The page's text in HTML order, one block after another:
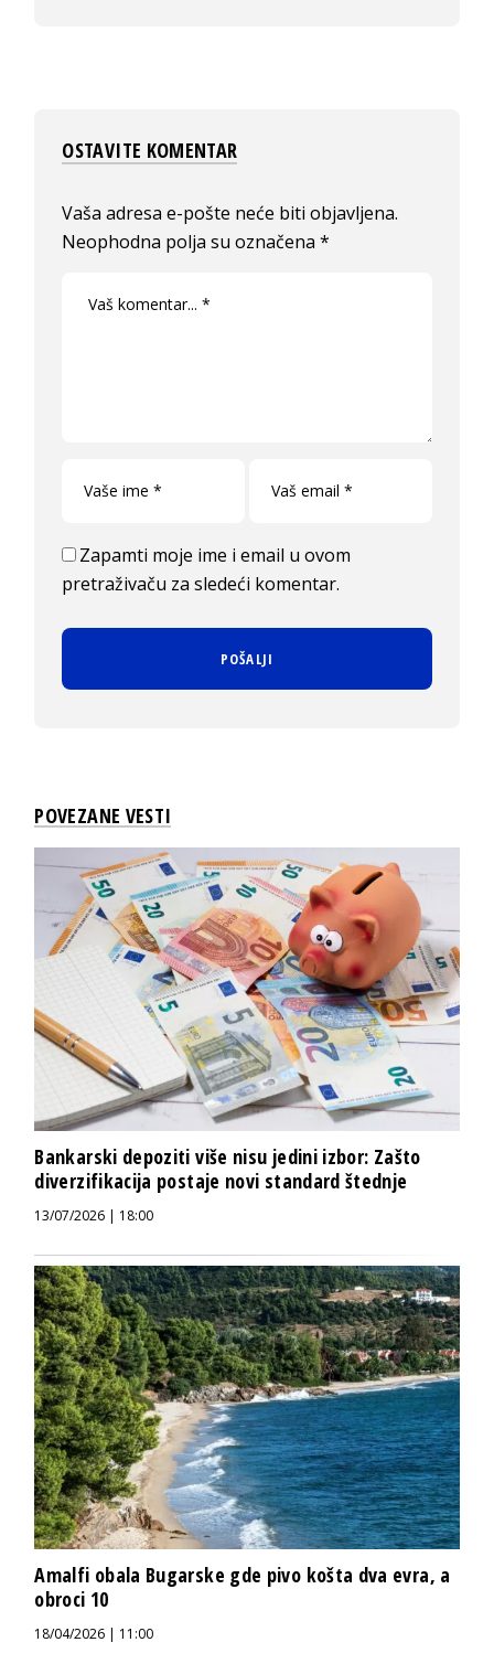
OSTAVITE KOMENTAR
Vaša adresa e-pošte neće biti objavljena.
Neophodna polja su označena*
Zapamti moje ime i email u ovom
pretraživaču za sledeći komentar.
POVEZANE VESTI
Bankarski depoziti više nisu jedini izbor: Zašto
diverzifikacija postaje novi standard štednje
13/07/2026 | 18:00
Amalfi obala Bugarske gde pivo košta dva evra, a
obroci 10
18/04/2026 | 11:00